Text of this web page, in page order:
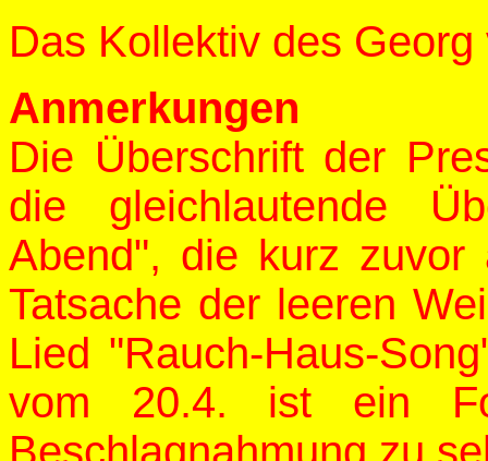
Das Kollektiv des
Anmerkungen
Die Überschrift der
die gleichlautende
Abend", die kurz zuvor
Tatsache der leeren
Lied "Rauch-Haus-
vom 20.4. ist ein
Beschlagnahmung zu